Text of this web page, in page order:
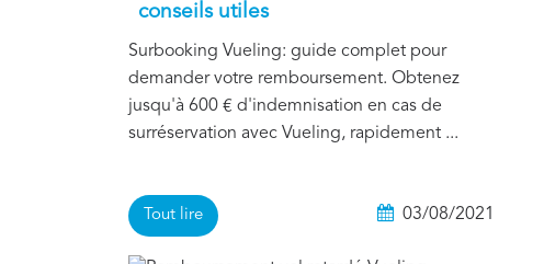
conseils utiles
Surbooking Vueling: guide complet pour
demander votre remboursement. Obtenez
jusqu'à 600 € d'indemnisation en cas de
surréservation avec Vueling, rapidement ...
Tout lire 03/08/2021